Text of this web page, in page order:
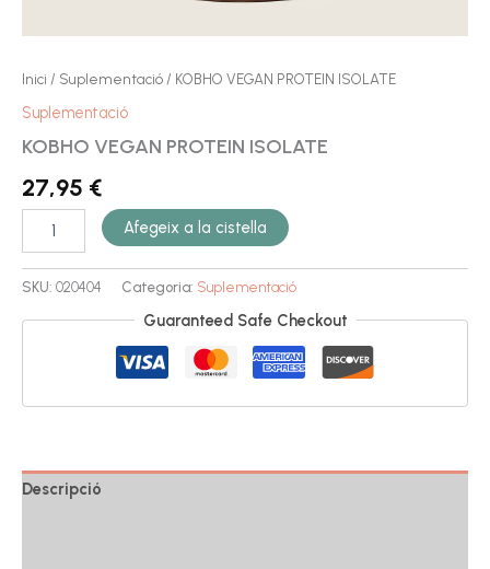
Inici / Suplementació/ KOBHO VEGAN PROTEIN ISOLATE
Suplementació
KOBHO VEGAN PROTEIN ISOLATE
27,95 €
Afegeix a la cistella
SKU: 020404 Categoria: Suplementació
Guaranteed Safe Checkout
Descripció